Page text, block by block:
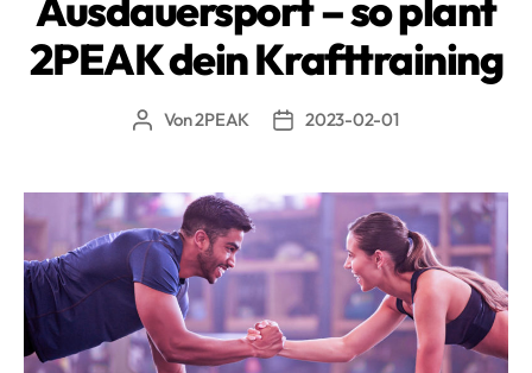
2PEAK dein Krafttraining
Beitragsautor
Von2PEAK Beitragsdatum
2023-02-01